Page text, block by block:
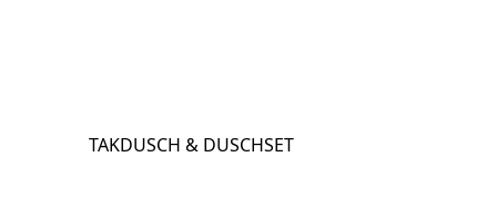
TAKDUSCH & DUSCHSET